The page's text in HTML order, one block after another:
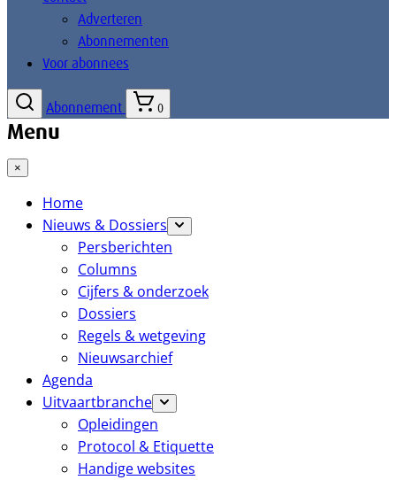
Adverteren
Abonnementen
Voor abonnees
Abonnement 0
Menu
×
Home
Nieuws & Dossiers
Persberichten
Columns
Cijfers & onderzoek
Dossiers
Regels & wetgeving
Nieuwsarchief
Agenda
Uitvaartbranche
Opleidingen
Protocol & Etiquette
Handige websites